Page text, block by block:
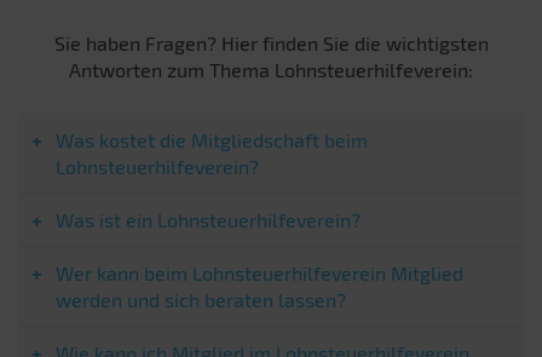
Sie haben Fragen? Hier finden Sie die wichtigsten
Antworten zum Thema Lohnsteuerhilfeverein:
Was kostet die Mitgliedschaft beim
Lohnsteuerhilfeverein?
Was ist ein Lohnsteuerhilfeverein?
Wer kann beim Lohnsteuerhilfeverein Mitglied
werden und sich beraten lassen?
Wie kann ich Mitglied im Lohnsteuerhilfeverein